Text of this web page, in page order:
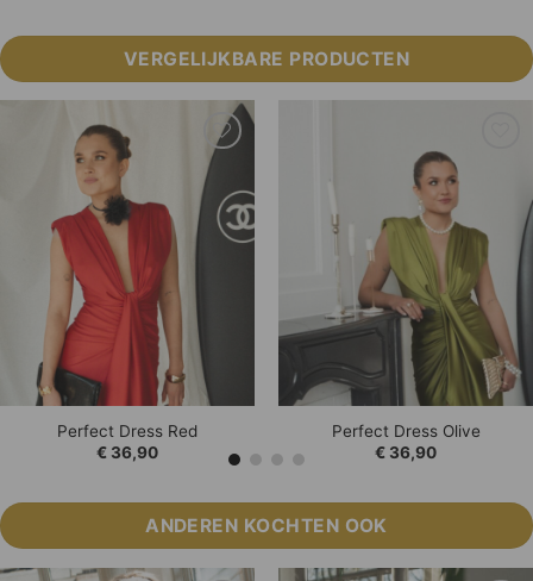
VERGELIJKBARE PRODUCTEN
Add to
Wishlist
Perfect Dress Red
€ 36,90
Perfect Dress Olive
€ 36,90
ANDEREN KOCHTEN OOK